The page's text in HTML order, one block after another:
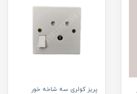
پریز کولری سه شاخه خور